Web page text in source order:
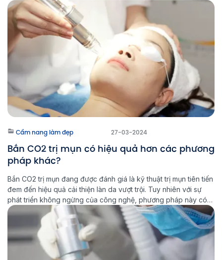
hợp với hầu hết mọi loại da và đảm bảo an toàn, giảm thiểu tối
đa mọi […]
Cẩm nang làm đẹp 27-03-2024
Bắn CO2 trị mụn có hiệu quả hơn các phương
pháp khác?
Bắn CO2 trị mụn đang được đánh giá là kỹ thuật trị mụn tiên tiến
đem đến hiệu quả cải thiện làn da vượt trội. Tuy nhiên với sự
phát triển không ngừng của công nghệ, phương pháp này có
còn tối ưu hay không? Liệu bạn có thực sự cần sử dụng laser